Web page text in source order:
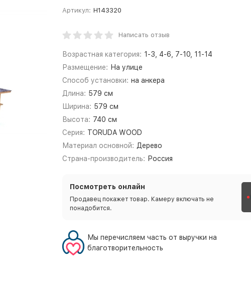
Артикул: Н143320
Написать отзыв
Возрастная категория: 1-3, 4-6, 7-10, 11-14
Размещение: На улице
Способ установки: на анкера
Длина: 579 см
Ширина: 579 см
Высота: 740 см
Серия: TORUDA WOOD
Материал основной: Дерево
Страна-производитель: Россия
Посмотреть онлайн
Продавец покажет товар. Камеру включать не
понадобится.
Мы перечисляем часть от выручки на
благотворительность